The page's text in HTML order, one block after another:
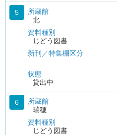
5
所蔵館
北
資料種別
じどう図書
新刊／特集棚区分
状態
貸出中
6
所蔵館
瑞穂
資料種別
じどう図書